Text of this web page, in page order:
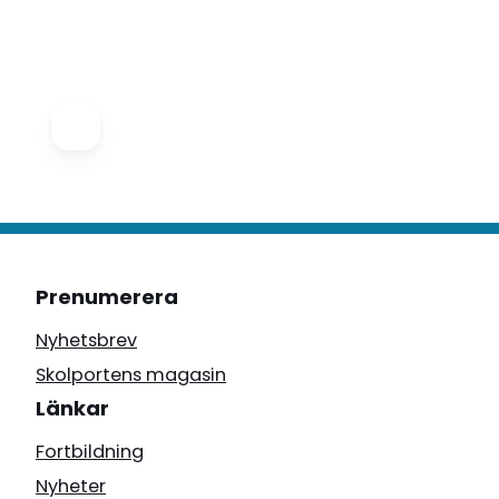
Prenumerera
Nyhetsbrev
Skolportens magasin
Länkar
Fortbildning
Nyheter